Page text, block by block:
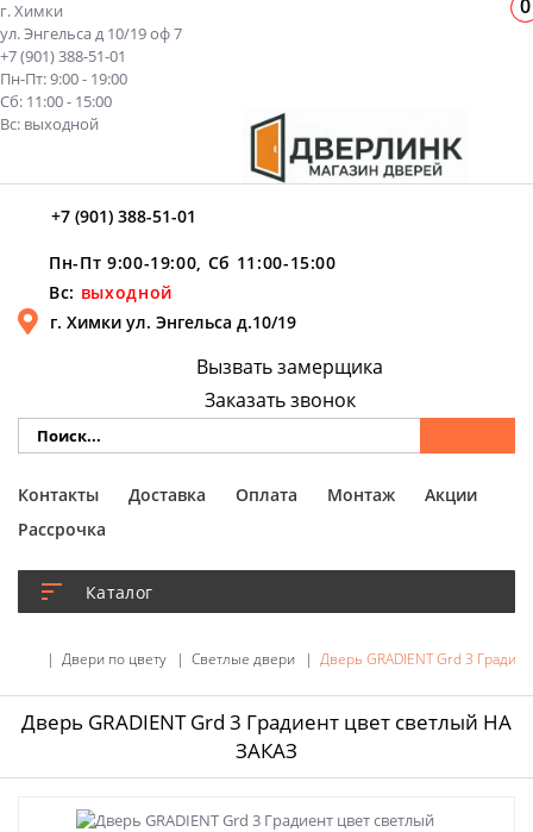
г. Химки
ул. Энгельса д 10/19 оф 7
+7 (901) 388-51-01
Пн-Пт: 9:00 - 19:00
Сб: 11:00 - 15:00
Вс: выходной
+7 (901) 388-51-01
Пн-Пт 9:00-19:00, Сб 11:00-15:00
Вс: выходной
г. Химки ул. Энгельса д.10/19
Каталог
Вызвать замерщика
Заказать звонок
Контакты Доставка Оплата Монтаж
Акции
Рассрочка
Двери по цвету Светлые двери Дверь GRADIENT Grd 3
Дверь GRADIENT Grd 3 Градиент цвет светлый НА
ЗАКАЗ
0